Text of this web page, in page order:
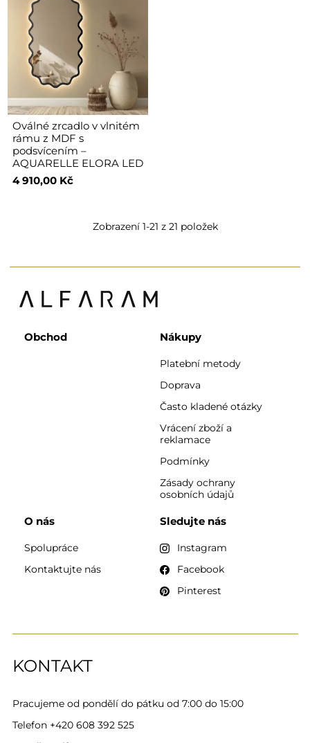
Oválné zrcadlo v vlnitém
rámu z MDF s
podsvícením –
AQUARELLE ELORA LED
4 910,00 Kč
Zobrazení 1-21 z 21 položek
KONTAKT
Pracujeme od pondělí do pátku od 7:00 do 15:00
Telefon +420 608 392 525
Obchod Nákupy
Platební metody
Doprava
Často kladené otázky
Vrácení zboží a
reklamace
Podmínky
Zásady ochrany
osobních údajů
O nás
Spolupráce
Kontaktujte nás
Sledujte nás
Instagram
Facebook
Pinterest